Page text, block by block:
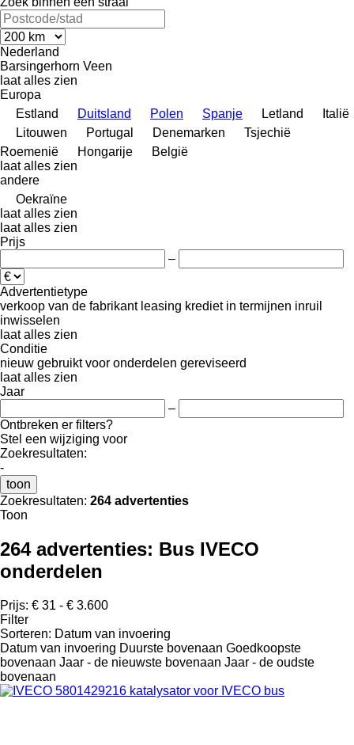
Nederland
Barsingerhorn Veen
laat alles zien
Europa
Estland
Duitsland Polen Spanje Letland
Italië
Litouwen
Portugal Denemarken
Tsjechië
Roemenië
Hongarije
België
laat alles zien
andere
Oekraïne
laat alles zien
laat alles zien
Prijs
–
Advertentietype
verkoop van de fabrikant leasing krediet in termijnen inruil
inwisselen
laat alles zien
Conditie
nieuw gebruikt voor onderdelen gereviseerd
laat alles zien
Jaar
–
Ontbreken er filters?
Stel een wijziging voor
Zoekresultaten:
-
toon
Zoekresultaten: 264 advertenties
Toon
264 advertenties: Bus IVECO
onderdelen
Prijs: € 31 - € 3.600
Filter
Sorteren: Datum van invoering
Datum van invoering Duurste bovenaan Goedkoopste
bovenaan Jaar - de nieuwste bovenaan Jaar - de oudste
bovenaan